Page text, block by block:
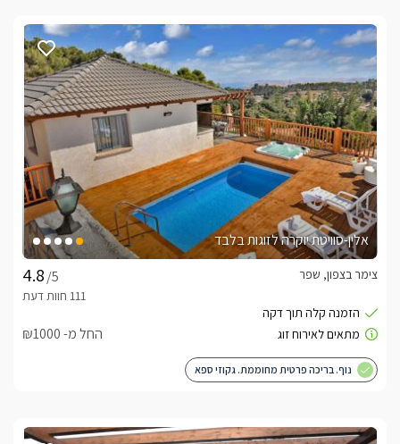
אלין-סוויטת יוקרה לזוגות בלבד
/5
צימר בצפון, שפר
החל מ- ₪1000
נוף. בריכה פרטית מחוממת. גקוזי ספא